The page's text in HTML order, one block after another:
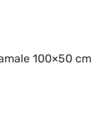
100×50 cm